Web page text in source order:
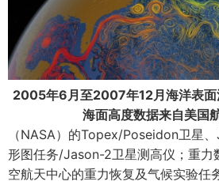
2005年6月至2007年12月海洋表面
海面高度数据来自美国
（NASA）的Topex/Poseidon卫星
形图任务/Jason-2卫星测高仪；重力
空航天中心的重力恢复及气候实验任